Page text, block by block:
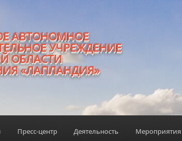
АВТОНОМНОЕ
УЧРЕЖДЕНИЕ
ОБЛАСТИ
«ЛАПЛАНДИЯ»
Пресс-центр Деятельность Мероприятия